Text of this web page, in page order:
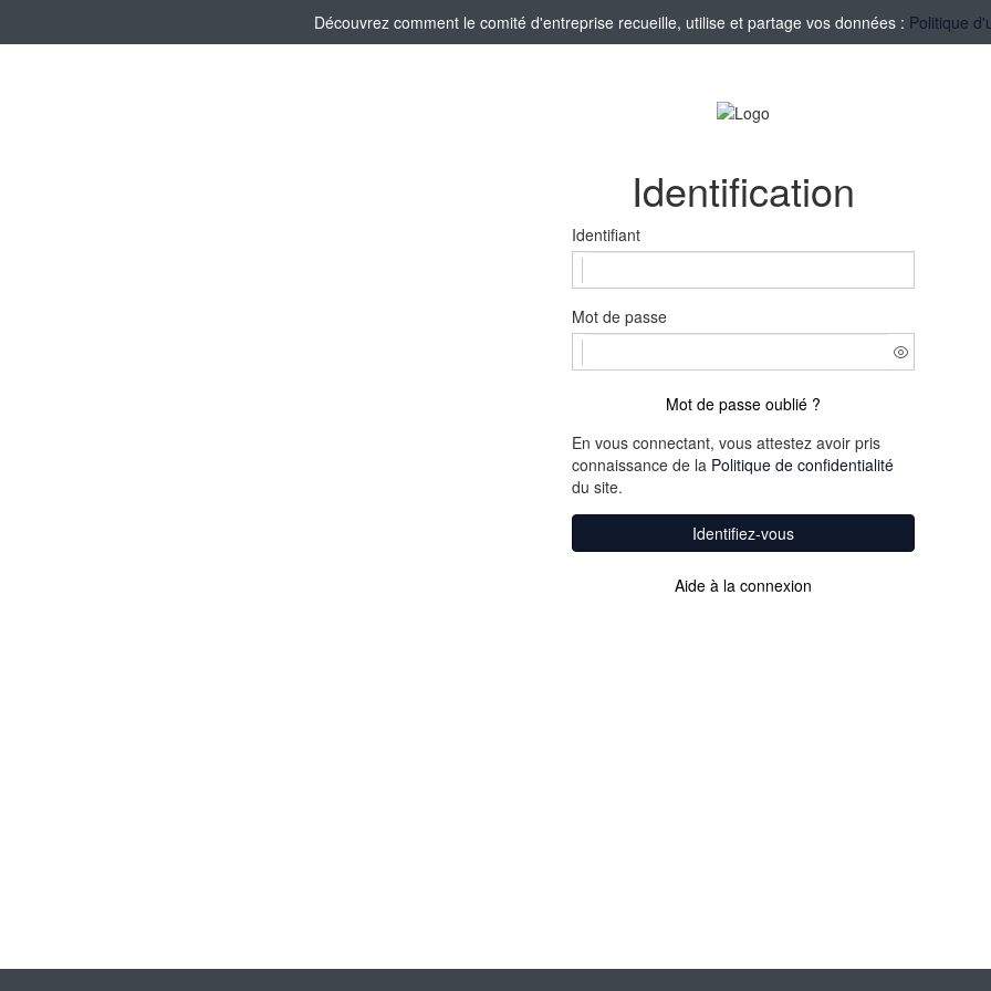
Découvrez comment le comité d'entreprise recueille, utilise et partage vos données : Politique
Identification
Identifiant
Mot de passe
Mot de passe oublié ?
En vous connectant, vous attestez avoir pris
connaissance de la Politique de confidentialité
du site.
Identifiez-vous
Aide à la connexion